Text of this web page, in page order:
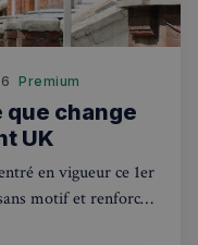
Premium
que change
UK
en vigueur ce 1er
motif et renforce